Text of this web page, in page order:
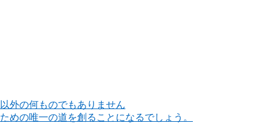
外の何ものでもありません
の唯一の道を創ることになるでしょう。